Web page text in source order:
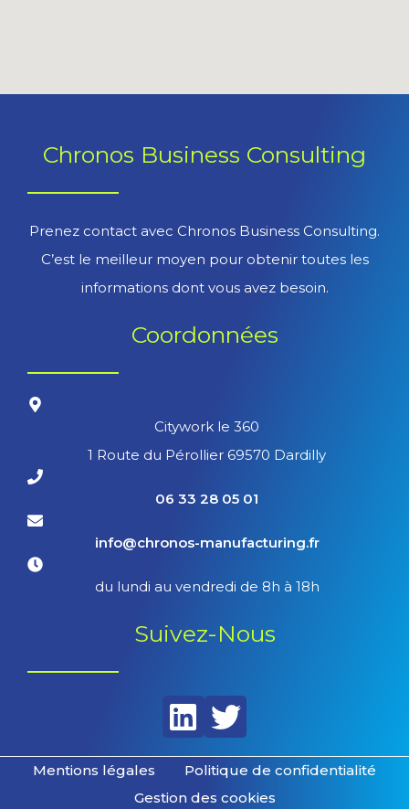
Chronos Business Consulting
Prenez contact avec Chronos Business Consulting.
C’est le meilleur moyen pour obtenir toutes les
informations dont vous avez besoin.
Coordonnées
Citywork le 360
1 Route du Pérollier 69570 Dardilly
06 33 28 05 01
info@chronos-manufacturing.fr
du lundi au vendredi de 8h à 18h
Suivez-Nous
Mentions légales
Politique de confidentialité
Gestion des cookies